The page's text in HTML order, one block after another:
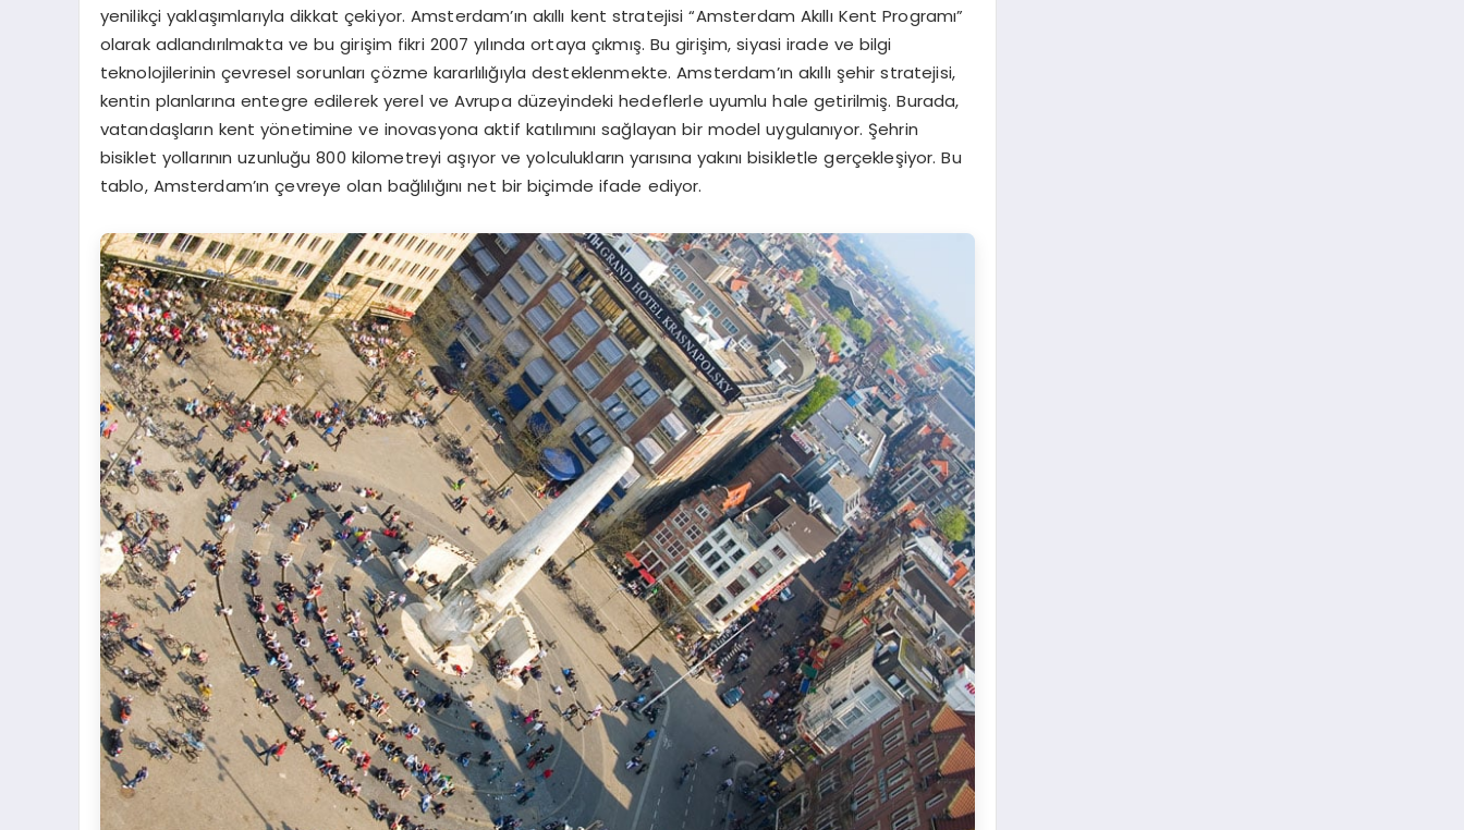
yenilikçi yaklaşımlarıyla dikkat çekiyor. Amsterdam’ın akıllı kent stratejisi “Amsterdam Akıllı Kent Programı”
olarak adlandırılmakta ve bu girişim fikri 2007 yılında ortaya çıkmış. Bu girişim, siyasi irade ve bilgi
teknolojilerinin çevresel sorunları çözme kararlılığıyla desteklenmekte. Amsterdam’ın akıllı şehir stratejisi,
kentin planlarına entegre edilerek yerel ve Avrupa düzeyindeki hedeflerle uyumlu hale getirilmiş. Burada,
vatandaşların kent yönetimine ve inovasyona aktif katılımını sağlayan bir model uygulanıyor. Şehrin
bisiklet yollarının uzunluğu 800 kilometreyi aşıyor ve yolculukların yarısına yakını bisikletle gerçekleşiyor. Bu
tablo, Amsterdam’ın çevreye olan bağlılığını net bir biçimde ifade ediyor.